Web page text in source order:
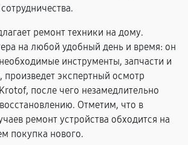
ремонт техники на дому.
на любой удобный день и время: он
инструменты, запчасти и
экспертный осмотр
после чего незамедлительно
Отметим, что в
ремонт устройства обходится на
покупка нового.